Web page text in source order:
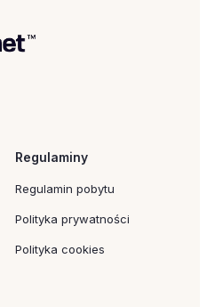
Regulaminy
Regulamin pobytu
Polityka prywatności
Polityka cookies